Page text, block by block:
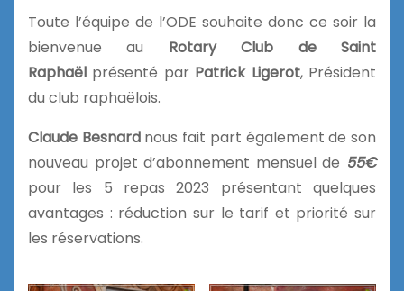
Toute l’équipe de l’ODE souhaite donc ce soir la
bienvenue au Rotary Club de Saint
Raphaël présenté parPatrick Ligerot, Président
du club raphaëlois.
Claude Besnard nous fait part également de son
nouveau projet d’abonnement mensuel de 55€
pour les 5 repas 2023 présentant quelques
avantages : réduction sur le tarif et priorité sur
les réservations.